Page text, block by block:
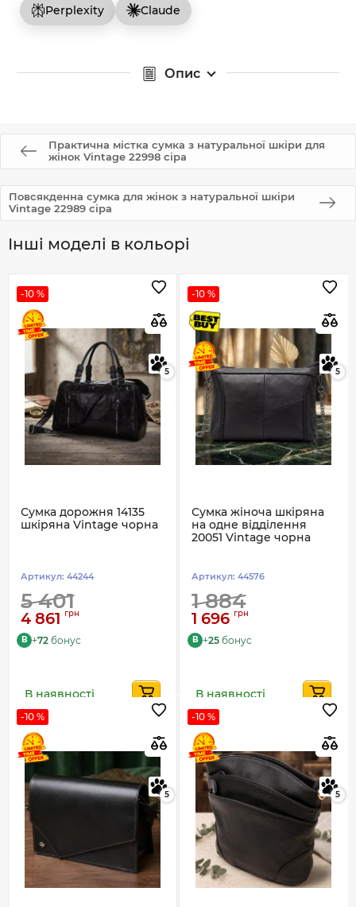
Perplexity Claude
Опис
Практична містка сумка з натуральної шкіри для
жінок Vintage 22998 сіра
Повсякденна сумка для жінок з натуральної шкіри
Vintage 22989 сіра
Інші моделі в кольорі
-10 %
5
Сумка дорожня 14135
шкіряна Vintage чорна
Артикул: 44244
5 401
4 861 грн
B +72 бонус
В наявності
-10 %
5
Сумка жіноча шкіряна
на одне відділення
20051 Vintage чорна
Артикул: 44576
1 884
1 696 грн
B +25 бонус
В наявності
-10 %
5
-10 %
5